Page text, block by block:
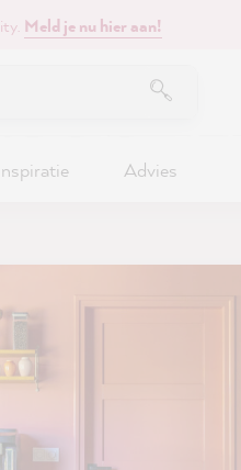
Meld je nu hier aan!
Advies